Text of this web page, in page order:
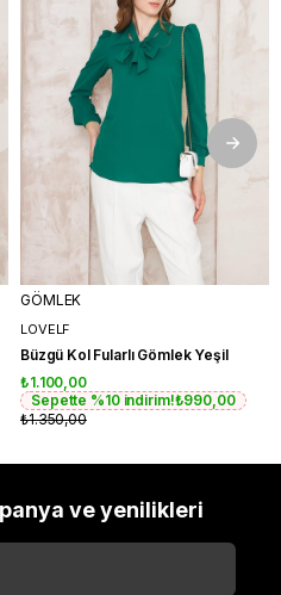
GÖMLEK
LOVELF
Büzgü Kol Fularlı Gömlek Yeşil
₺1.100,00
Sepette %10 indirim!₺990,00
₺1.350,00
ve yenilikleri